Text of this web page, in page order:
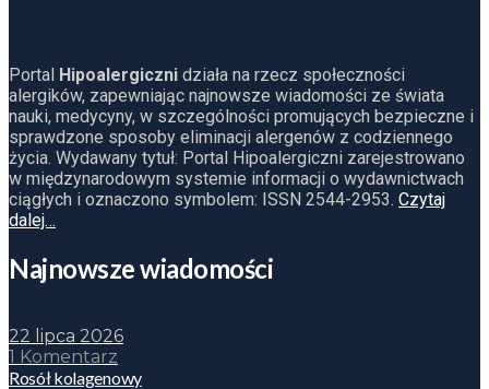
Portal Hipoalergiczni działa na rzecz społeczności
alergików, zapewniając najnowsze wiadomości ze świata
nauki, medycyny, w szczególności promujących bezpieczne i
sprawdzone sposoby eliminacji alergenów z codziennego
życia. Wydawany tytuł: Portal Hipoalergiczni zarejestrowano
w międzynarodowym systemie informacji o wydawnictwach
ciągłych i oznaczono symbolem: ISSN 2544-2953. Czytaj
dalej…
Najnowsze wiadomości
22 lipca 2026
1 Komentarz
Rosół kolagenowy